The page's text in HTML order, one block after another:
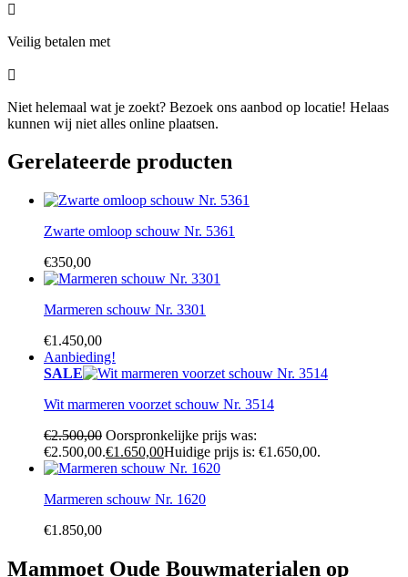

Veilig betalen met

Niet helemaal wat je zoekt? Bezoek ons aanbod op locatie! Helaas
kunnen wij niet alles online plaatsen.
Gerelateerde producten
Zwarte omloop schouw Nr. 5361
€350,00
Marmeren schouw Nr. 3301
€1.450,00
Aanbieding!
SALE
Wit marmeren voorzet schouw Nr. 3514
€2.500,00 Oorspronkelijke prijs was:
€2.500,00.€1.650,00Huidige prijs is: €1.650,00.
Marmeren schouw Nr. 1620
€1.850,00
Mammoet Oude Bouwmaterialen op